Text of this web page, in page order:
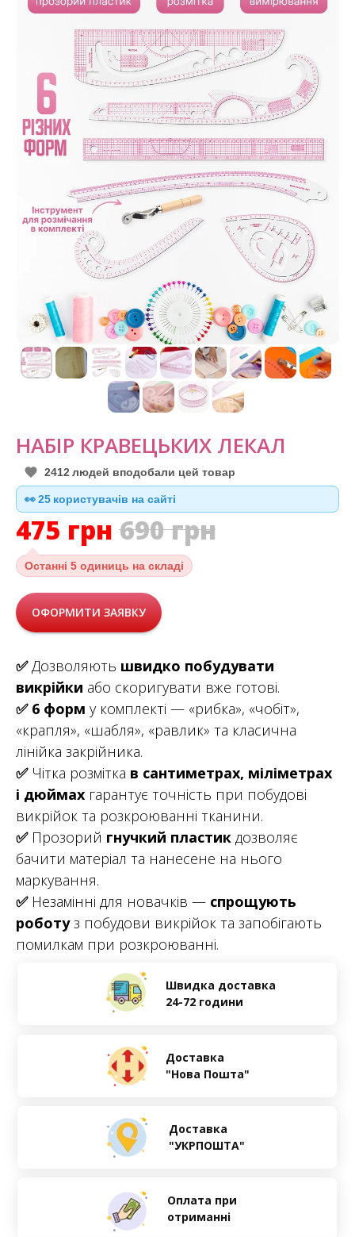
НАБІР КРАВЕЦЬКИХ ЛЕКАЛ
2412 людей вподобали цей товар
👀26 користувачів на сайті
475 грн 690грн
Останні 5 одиниць на складі
ОФОРМИТИ ЗАЯВКУ
✅Дозволяють швидко побудувати
викрійки або скоригувати вже готові.
✅ 6 форм у комплекті — «рибка», «чобіт»,
«крапля», «шабля», «равлик» та класична
лінійка закрійника.
✅Чітка розмітка в сантиметрах, міліметрах
і дюймах гарантує точність при побудові
викрійок та розкроюванні тканини.
✅Прозорий гнучкий пластик дозволяє
бачити матеріал та нанесене на нього
маркування.
✅Незамінні для новачків — спрощують
роботуз побудови викрійок та запобігають
помилкам при розкроюванні.
Оплата при
отриманні
Швидка доставка
24-72 години
Доставка
"Нова Пошта"
Доставка
"УКРПОШТА"